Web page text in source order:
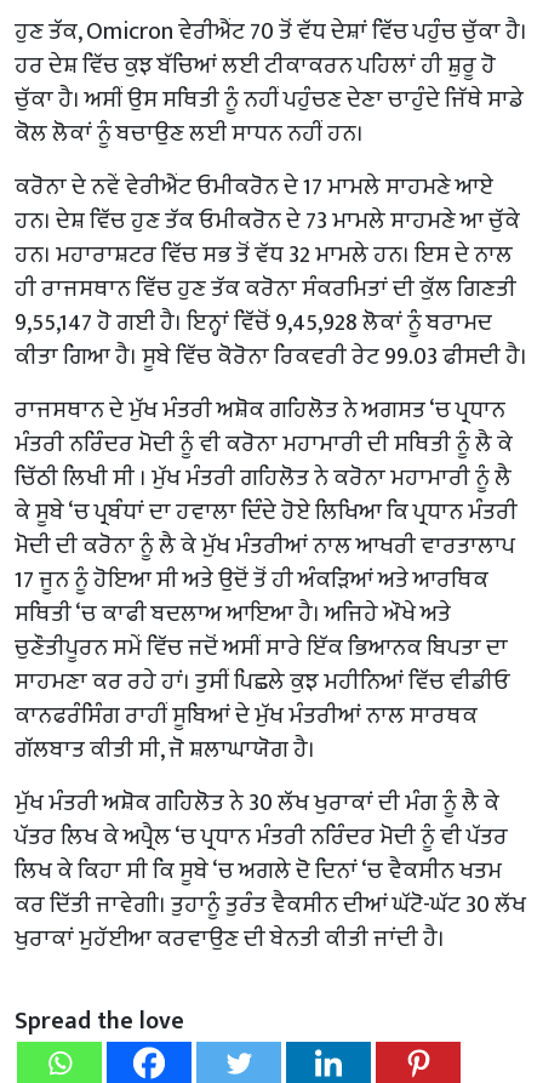
ਹੁਣ ਤੱਕ, Omicron ਵੇਰੀਐਂਟ 70 ਤੋਂ ਵੱਧ ਦੇਸ਼ਾਂ ਵਿੱਚ ਪਹੁੰਚ ਚੁੱਕਾ ਹੈ।
ਹਰ ਦੇਸ਼ ਵਿੱਚ ਕੁਝ ਬੱਚਿਆਂ ਲਈ ਟੀਕਾਕਰਨ ਪਹਿਲਾਂ ਹੀ ਸ਼ੁਰੂ ਹੋ
ਚੁੱਕਾ ਹੈ। ਅਸੀਂ ਉਸ ਸਥਿਤੀ ਨੂੰ ਨਹੀਂ ਪਹੁੰਚਣ ਦੇਣਾ ਚਾਹੁੰਦੇ ਜਿੱਥੇ ਸਾਡੇ
ਕੋਲ ਲੋਕਾਂ ਨੂੰ ਬਚਾਉਣ ਲਈ ਸਾਧਨ ਨਹੀਂ ਹਨ।
ਕਰੋਨਾ ਦੇ ਨਵੇਂ ਵੇਰੀਐਂਟ ਓਮੀਕਰੋਨ ਦੇ 17 ਮਾਮਲੇ ਸਾਹਮਣੇ ਆਏ
ਹਨ। ਦੇਸ਼ ਵਿੱਚ ਹੁਣ ਤੱਕ ਓਮੀਕਰੋਨ ਦੇ 73 ਮਾਮਲੇ ਸਾਹਮਣੇ ਆ ਚੁੱਕੇ
ਹਨ। ਮਹਾਰਾਸ਼ਟਰ ਵਿੱਚ ਸਭ ਤੋਂ ਵੱਧ 32 ਮਾਮਲੇ ਹਨ। ਇਸ ਦੇ ਨਾਲ
ਹੀ ਰਾਜਸਥਾਨ ਵਿੱਚ ਹੁਣ ਤੱਕ ਕਰੋਨਾ ਸੰਕਰਮਿਤਾਂ ਦੀ ਕੁੱਲ ਗਿਣਤੀ
9,55,147 ਹੋ ਗਈ ਹੈ। ਇਨ੍ਹਾਂ ਵਿੱਚੋਂ 9,45,928 ਲੋਕਾਂ ਨੂੰ ਬਰਾਮਦ
ਕੀਤਾ ਗਿਆ ਹੈ। ਸੂਬੇ ਵਿੱਚ ਕੋਰੋਨਾ ਰਿਕਵਰੀ ਰੇਟ 99.03 ਫੀਸਦੀ ਹੈ।
ਰਾਜਸਥਾਨ ਦੇ ਮੁੱਖ ਮੰਤਰੀ ਅਸ਼ੋਕ ਗਹਿਲੋਤ ਨੇ ਅਗਸਤ ‘ਚ ਪ੍ਰਧਾਨ
ਮੰਤਰੀ ਨਰਿੰਦਰ ਮੋਦੀ ਨੂੰ ਵੀ ਕਰੋਨਾ ਮਹਾਮਾਰੀ ਦੀ ਸਥਿਤੀ ਨੂੰ ਲੈ ਕੇ
ਚਿੱਠੀ ਲਿਖੀ ਸੀ । ਮੁੱਖ ਮੰਤਰੀ ਗਹਿਲੋਤ ਨੇ ਕਰੋਨਾ ਮਹਾਮਾਰੀ ਨੂੰ ਲੈ
ਕੇ ਸੂਬੇ ‘ਚ ਪ੍ਰਬੰਧਾਂ ਦਾ ਹਵਾਲਾ ਦਿੰਦੇ ਹੋਏ ਲਿਖਿਆ ਕਿ ਪ੍ਰਧਾਨ ਮੰਤਰੀ
ਮੋਦੀ ਦੀ ਕਰੋਨਾ ਨੂੰ ਲੈ ਕੇ ਮੁੱਖ ਮੰਤਰੀਆਂ ਨਾਲ ਆਖਰੀ ਵਾਰਤਾਲਾਪ
17 ਜੂਨ ਨੂੰ ਹੋਇਆ ਸੀ ਅਤੇ ਉਦੋਂ ਤੋਂ ਹੀ ਅੰਕੜਿਆਂ ਅਤੇ ਆਰਥਿਕ
ਸਥਿਤੀ ‘ਚ ਕਾਫੀ ਬਦਲਾਅ ਆਇਆ ਹੈ। ​ਅਜਿਹੇ ਔਖੇ ਅਤੇ
ਚੁਣੌਤੀਪੂਰਨ ਸਮੇਂ ਵਿੱਚ ਜਦੋਂ ਅਸੀਂ ਸਾਰੇ ਇੱਕ ਭਿਆਨਕ ਬਿਪਤਾ ਦਾ
ਸਾਹਮਣਾ ਕਰ ਰਹੇ ਹਾਂ। ਤੁਸੀਂ ਪਿਛਲੇ ਕੁਝ ਮਹੀਨਿਆਂ ਵਿੱਚ ਵੀਡੀਓ
ਕਾਨਫਰੰਸਿੰਗ ਰਾਹੀਂ ਸੂਬਿਆਂ ਦੇ ਮੁੱਖ ਮੰਤਰੀਆਂ ਨਾਲ ਸਾਰਥਕ
ਗੱਲਬਾਤ ਕੀਤੀ ਸੀ, ਜੋ ਸ਼ਲਾਘਾਯੋਗ ਹੈ।
ਮੁੱਖ ਮੰਤਰੀ ਅਸ਼ੋਕ ਗਹਿਲੋਤ ਨੇ 30 ਲੱਖ ਖੁਰਾਕਾਂ ਦੀ ਮੰਗ ਨੂੰ ਲੈ ਕੇ
ਪੱਤਰ ਲਿਖ ਕੇ ਅਪ੍ਰੈਲ ‘ਚ ਪ੍ਰਧਾਨ ਮੰਤਰੀ ਨਰਿੰਦਰ ਮੋਦੀ ਨੂੰ ਵੀ ਪੱਤਰ
ਲਿਖ ਕੇ ਕਿਹਾ ਸੀ ਕਿ ਸੂਬੇ ‘ਚ ਅਗਲੇ ਦੋ ਦਿਨਾਂ ‘ਚ ਵੈਕਸੀਨ ਖਤਮ
ਕਰ ਦਿੱਤੀ ਜਾਵੇਗੀ। ਤੁਹਾਨੂੰ ਤੁਰੰਤ ਵੈਕਸੀਨ ਦੀਆਂ ਘੱਟੋ-ਘੱਟ 30 ਲੱਖ
ਖੁਰਾਕਾਂ ਮੁਹੱਈਆ ਕਰਵਾਉਣ ਦੀ ਬੇਨਤੀ ਕੀਤੀ ਜਾਂਦੀ ਹੈ।
Spread the love